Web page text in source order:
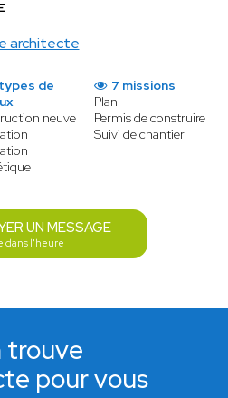
architecte
de
neuve
7 missions
Plan
Permis de construire
Suivi de chantier
UN MESSAGE
dans l'heure
trouve
pour vous